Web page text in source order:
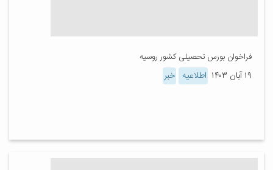
فراخوان بورس تحصیلی کشور روسیه
۱۹ آبان ۱۴۰۳ اطلاعیه خبر